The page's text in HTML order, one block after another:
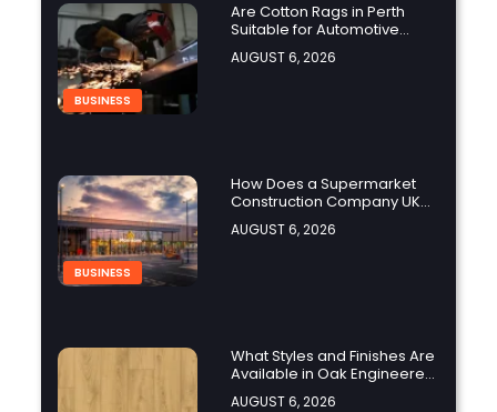
BUSINESS
Are Cotton Rags in Perth
Suitable for Automotive
Workshops?
AUGUST 6, 2026
BUSINESS
How Does a Supermarket
Construction Company UK
Ensure Compliance with UK
Building Regulations?
AUGUST 6, 2026
What Styles and Finishes Are
Available in Oak Engineered
Hardwood Flooring?
AUGUST 6, 2026